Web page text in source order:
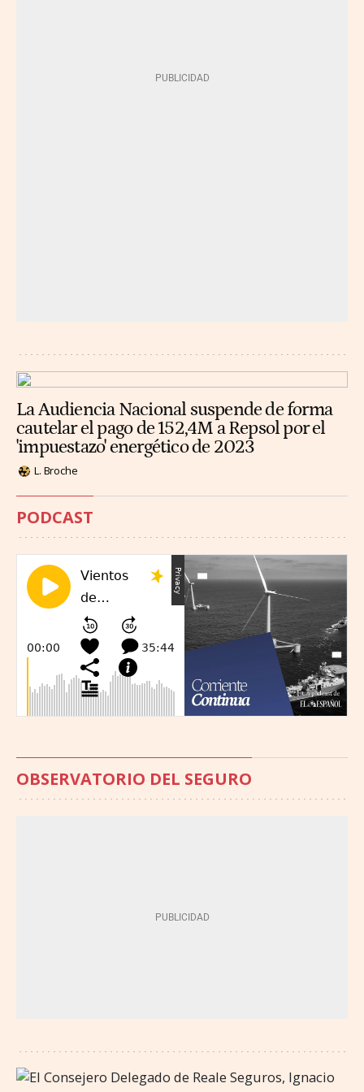
La Audiencia Nacional suspende de forma
cautelar el pago de 152,4M a Repsol por el
'impuestazo' energético de 2023
L. Broche
PODCAST
OBSERVATORIO DEL SEGURO